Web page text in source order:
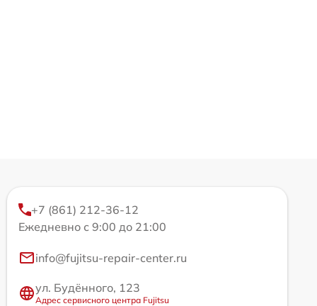
+7 (861) 212-36-12
Ежедневно с 9:00 до 21:00
info@fujitsu-repair-center.ru
ул. Будённого, 123
Адрес сервисного центра Fujitsu